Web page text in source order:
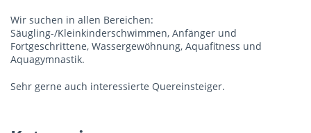
Wir suchen in allen Bereichen:
Säugling-/Kleinkinderschwimmen, Anfänger und
Fortgeschrittene, Wassergewöhnung, Aquafitness und
Aquagymnastik.
Sehr gerne auch interessierte Quereinsteiger.